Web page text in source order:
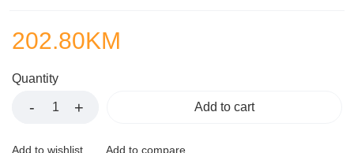
202.80KM
Quantity
Add to cart